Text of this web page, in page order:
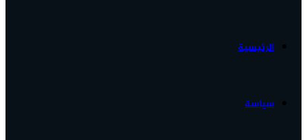
الرئيسية
سياسة